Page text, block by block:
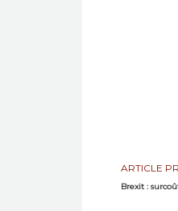
ARTICLE
Brexit :